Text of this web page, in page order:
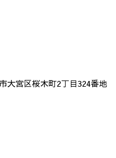
大宮区桜木町2丁目324番地